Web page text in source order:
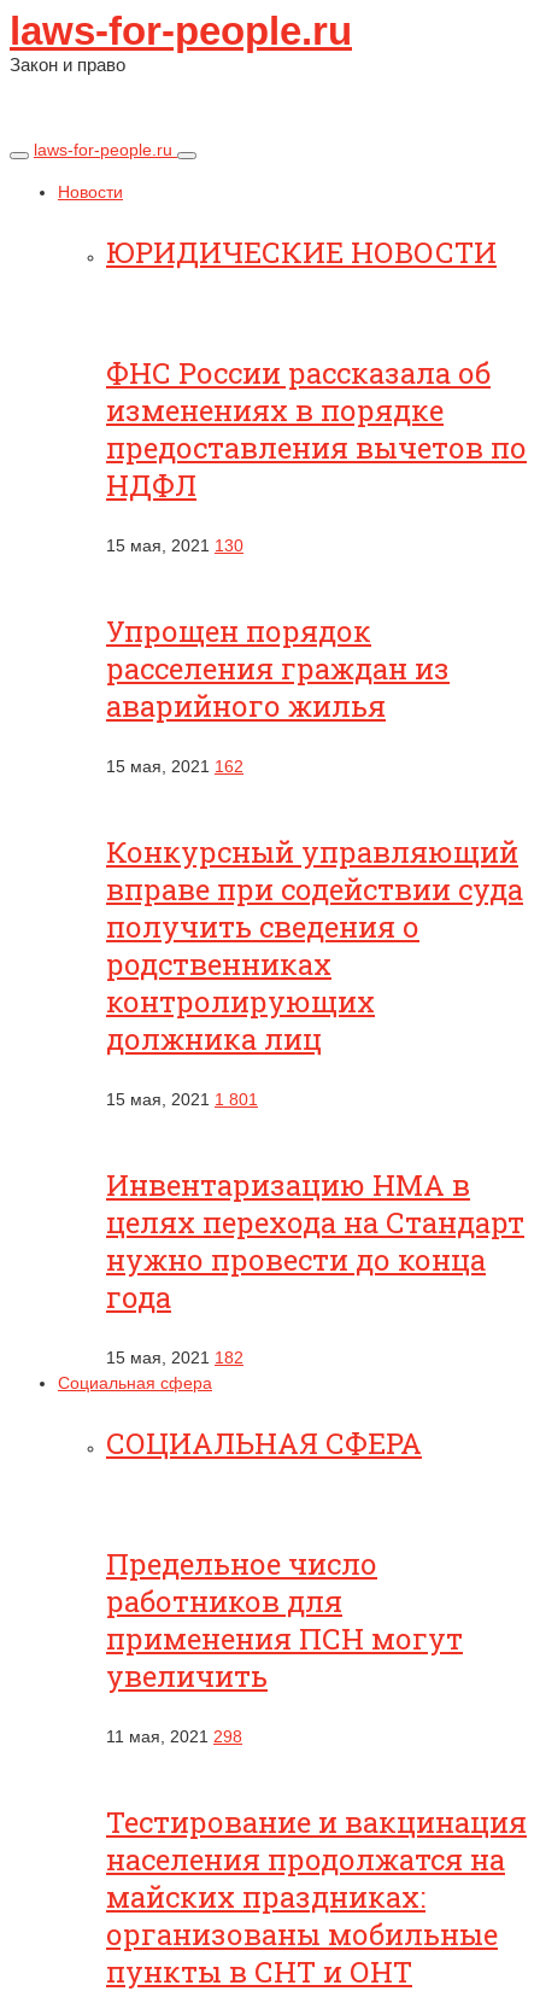
laws-for-people.ru
Закон и право
laws-for-people.ru
Новости
ЮРИДИЧЕСКИЕ НОВОСТИ
ФНС России рассказала об
изменениях в порядке
предоставления вычетов по
НДФЛ
15 мая, 2021 130
Упрощен порядок
расселения граждан из
аварийного жилья
15 мая, 2021 162
Конкурсный управляющий
вправе при содействии суда
получить сведения о
родственниках
контролирующих
должника лиц
15 мая, 2021 1 801
Инвентаризацию НМА в
целях перехода на Стандарт
нужно провести до конца
года
15 мая, 2021 182
Социальная сфера
СОЦИАЛЬНАЯ СФЕРА
Предельное число
работников для
применения ПСН могут
увеличить
11 мая, 2021 298
Тестирование и вакцинация
населения продолжатся на
майских праздниках:
организованы мобильные
пункты в СНТ и ОНТ